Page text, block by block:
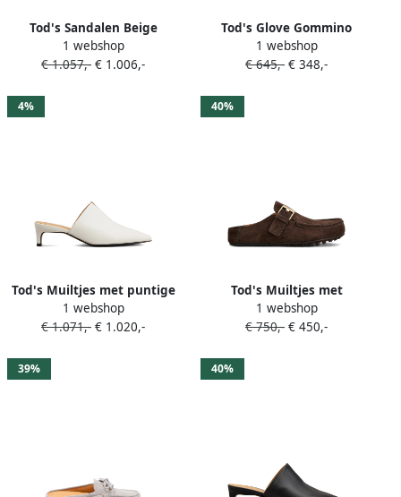
Tod's Sandalen Beige
1 webshop
€ 1.057,- € 1.006,-
Tod's Glove Gommino
muiltjes met veters Beige
1 webshop
€ 645,- € 348,-
4%
Tod's Muiltjes met puntige
neus Wit
1 webshop
€ 1.071,- € 1.020,-
40%
Tod's Muiltjes met
gespdetail Bruin
1 webshop
€ 750,- € 450,-
39% 40%